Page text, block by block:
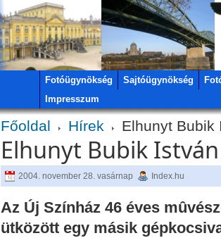
Fotóügynökség Sajtóügynökség
Impresszum
Főoldal Hírek Elhunyt Bubik
Elhunyt Bubik
2004. november 28. vasárnap Index.hu
Az Új Színház 46 éves
ütközött egy másik